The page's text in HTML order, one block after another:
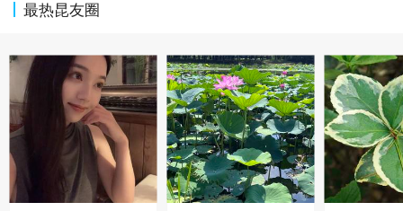
最热昆友圈